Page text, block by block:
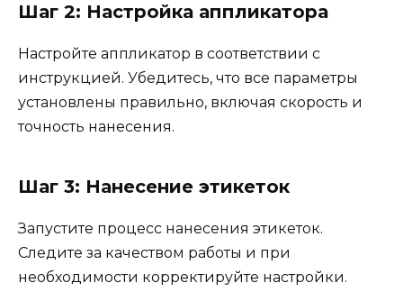
Шаг 2: Настройка аппликатора
Настройте аппликатор в соответствии с
инструкцией. Убедитесь, что все параметры
установлены правильно, включая скорость и
точность нанесения.
Шаг 3: Нанесение этикеток
Запустите процесс нанесения этикеток.
Следите за качеством работы и при
необходимости корректируйте настройки.